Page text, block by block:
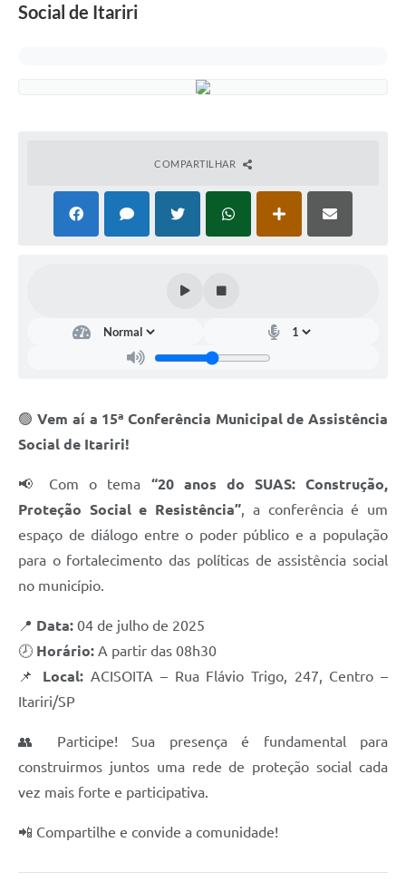
Social de Itariri
COMPARTILHAR
🟢Vem aí a 15ª Conferência Municipal de Assistência
Social de Itariri!
📢 Com o tema “20 anos do SUAS: Construção,
Proteção Social e Resistência”, a conferência é um
espaço de diálogo entre o poder público e a população
para o fortalecimento das políticas de assistência social
no município.
📍 Data: 04 de julho de 2025
🕗 Horário: A partir das 08h30
📌 Local: ACISOITA – Rua Flávio Trigo, 247, Centro –
Itariri/SP
👥 Participe! Sua presença é fundamental para
construirmos juntos uma rede de proteção social cada
vez mais forte e participativa.
📲 Compartilhe e convide a comunidade!